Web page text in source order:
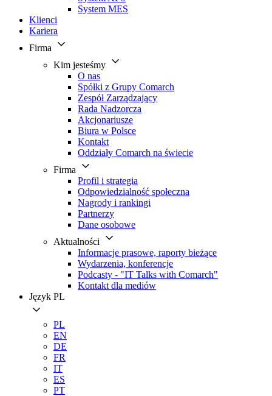
System MES
Klienci
Kariera
Firma
Kim jesteśmy
O nas
Spółki z Grupy Comarch
Zespół Zarządzający
Rada Nadzorcza
Akcjonariusze
Biura w Polsce
Kontakt
Oddziały Comarch na świecie
Firma
Profil i strategia
Odpowiedzialność społeczna
Nagrody i rankingi
Partnerzy
Dane osobowe
Aktualności
Informacje prasowe, raporty bieżące
Wydarzenia, konferencje
Podcasty - "IT Talks with Comarch"
Kontakt dla mediów
Język PL
PL
EN
DE
FR
IT
ES
PT